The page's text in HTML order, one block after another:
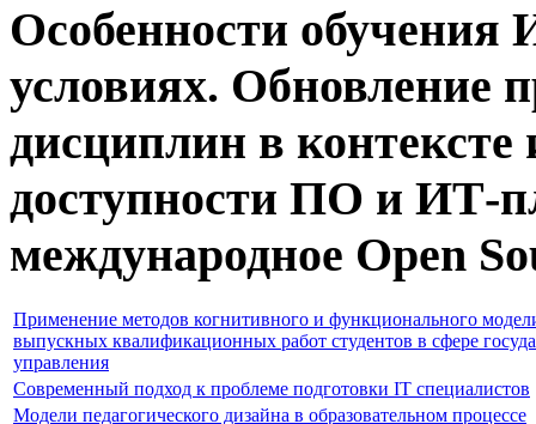
Особенности обучения
условиях. Обновление
дисциплин в контексте
доступности ПО и ИТ-
международное Open
Применение методов когнитивного и функционального
выпускных квалификационных работ студентов в сфере
управления
Современный подход к проблеме подготовки IT специалистов
Модели педагогического дизайна в образовательном процессе